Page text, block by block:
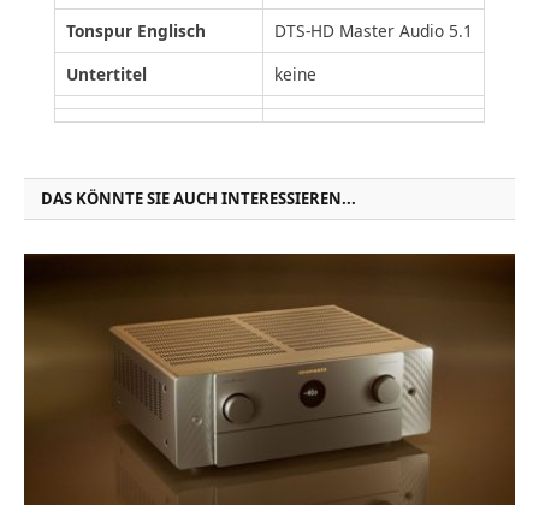
Tonspur Englisch
DTS-HD Master Audio 5.1
Untertitel
keine
DAS KÖNNTE SIE AUCH INTERESSIEREN...